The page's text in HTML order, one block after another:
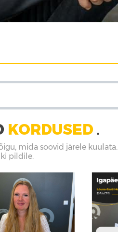
KORDUSED ■
mida soovid järele kuulata.
pildile.